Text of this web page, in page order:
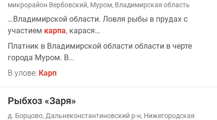
микрорайон Вербовский, Муром, Владимирская область
…Владимирской области. Ловля рыбы в прудах с
участием карпа, карася…
Платник в Владимирской области области в черте
города Муром. В…
В улове: Карп
Рыбхоз «Заря»
д. Борцово, Дальнекон­стантиновский р-н, Нижегородская